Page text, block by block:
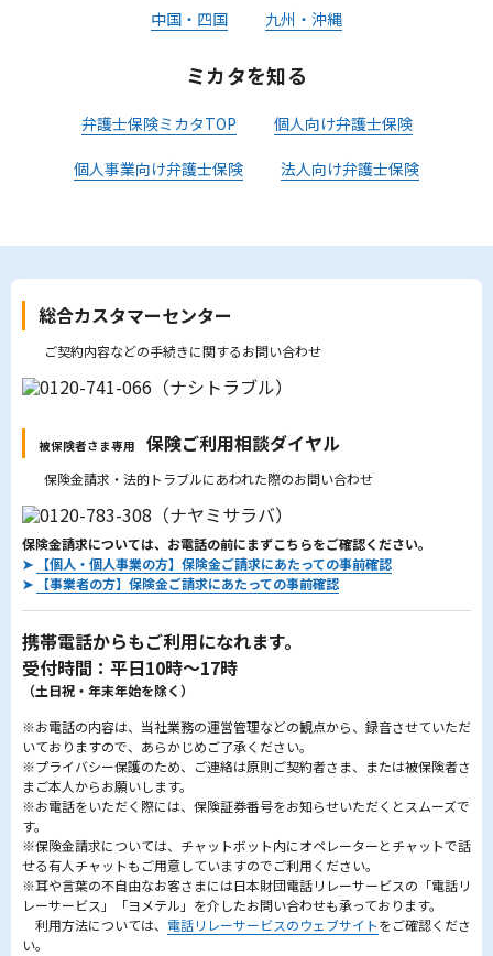
中国・四国 九州・沖縄
ミカタを知る
弁護士保険ミカタTOP 個人向け弁護士保険
個人事業向け弁護士保険 法人向け弁護士保険
総合カスタマーセンター
ご契約内容などの手続きに関するお問い合わせ
被保険者さま専用 保険ご利用相談ダイヤル
保険金請求・法的トラブルにあわれた際のお問い合わせ
保険金請求については、お電話の前にまずこちらをご確認ください。
➤
【個人・個人事業の方】保険金ご請求にあたっての事前確認
➤
【事業者の方】保険金ご請求にあたっての事前確認
携帯電話からもご利用になれます。
受付時間：平日10時～17時
（土日祝・年末年始を除く）
※お電話の内容は、当社業務の運営管理などの観点から、録音させていただ
いておりますので、あらかじめご了承ください。
※プライバシー保護のため、ご連絡は原則ご契約者さま、または被保険者さ
まご本人からお願いします。
※お電話をいただく際には、保険証券番号をお知らせいただくとスムーズで
す。
※保険金請求については、チャットボット内にオペレーターとチャットで話
せる有人チャットもご用意していますのでご利用ください。
※耳や言葉の不自由なお客さまには日本財団電話リレーサービスの「電話リ
レーサービス」「ヨメテル」を介したお問い合わせも承っております。
利用方法については、 電話リレーサービスのウェブサイトをご確認くださ
い。